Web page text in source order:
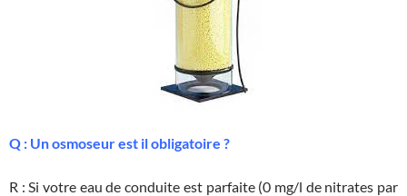
Q : Un osmoseur est il obligatoire ?
R : Si votre eau de conduite est parfaite (0 mg/l de nitrates par